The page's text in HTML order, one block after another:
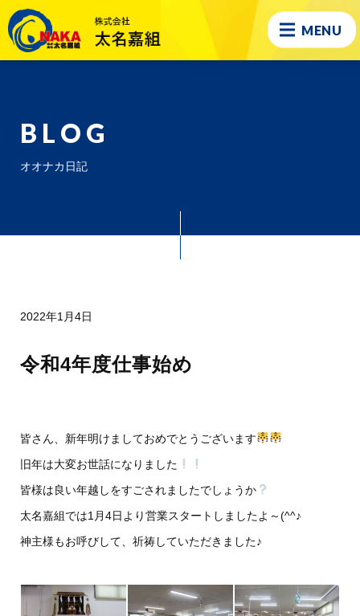
MENU
BLOG
オオナカ日記
2022年1月4日
令和4年度仕事始め
皆さん、新年明けましておめでとうございます
旧年は大変お世話になりました
皆様は良い年越しをすごされましたでしょうか
太名嘉組では1月4日より営業スタートしましたよ～(^^♪
神主様もお呼びして、祈祷していただきました♪